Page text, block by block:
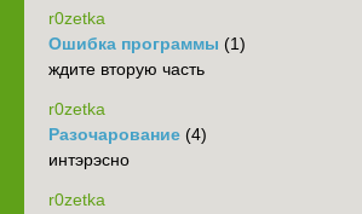
r0zetka
Ошибка программы (1)
ждите вторую часть
r0zetka
Разочарование (4)
интэрэсно
r0zetka